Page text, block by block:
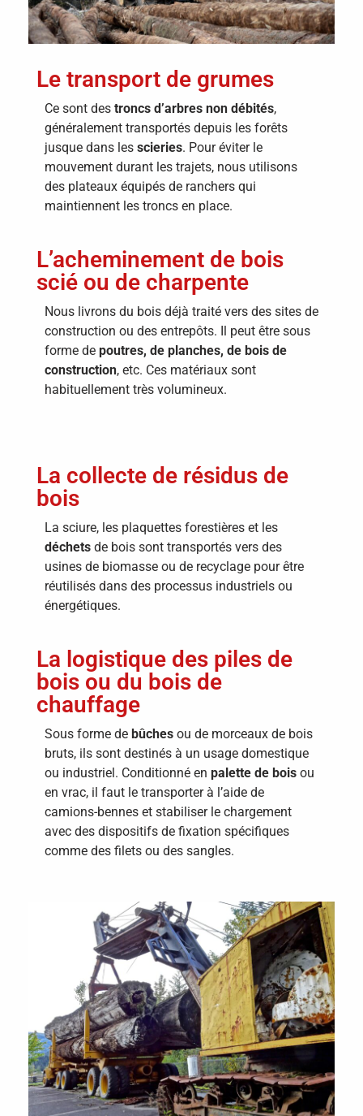
Le transport de grumes
Ce sont des troncs d’arbres non débités,
généralement transportés depuis les forêts
jusque dans les scieries. Pour éviter le
mouvement durant les trajets, nous utilisons
des plateaux équipés de ranchers qui
maintiennent les troncs en place.
L’acheminement de bois
scié ou de charpente
Nous livrons du bois déjà traité vers des sites de
construction ou des entrepôts. Il peut être sous
forme de poutres, de planches, de bois de
construction, etc. Ces matériaux sont
habituellement très volumineux.
La collecte de résidus de
bois
La sciure, les plaquettes forestières et les
déchets de bois sont transportés vers des
usines de biomasse ou de recyclage pour être
réutilisés dans des processus industriels ou
énergétiques.
La logistique des piles de
bois ou du bois de
chauffage
Sous forme de bûches ou de morceaux de bois
bruts, ils sont destinés à un usage domestique
ou industriel. Conditionné en palette de bois ou
en vrac, il faut le transporter à l’aide de
camions-bennes et stabiliser le chargement
avec des dispositifs de fixation spécifiques
comme des filets ou des sangles.